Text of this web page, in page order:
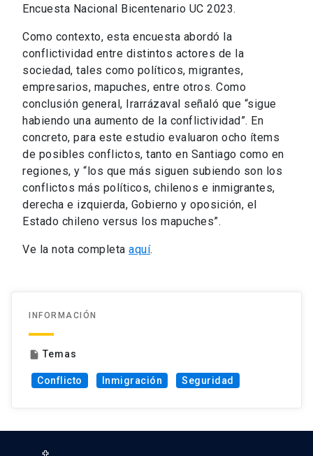
Encuesta Nacional Bicentenario UC 2023.
Como contexto, esta encuesta abordó la
conflictividad entre distintos actores de la
sociedad, tales como políticos, migrantes,
empresarios, mapuches, entre otros. Como
conclusión general, Irarrázaval señaló que “sigue
habiendo una aumento de la conflictividad”. En
concreto, para este estudio evaluaron ocho ítems
de posibles conflictos, tanto en Santiago como en
regiones, y “los que más siguen subiendo son los
conflictos más políticos, chilenos e inmigrantes,
derecha e izquierda, Gobierno y oposición, el
Estado chileno versus los mapuches”.
Ve la nota completa aquí.
INFORMACIÓN
insert_drive_file Temas
Conflicto Inmigración Seguridad